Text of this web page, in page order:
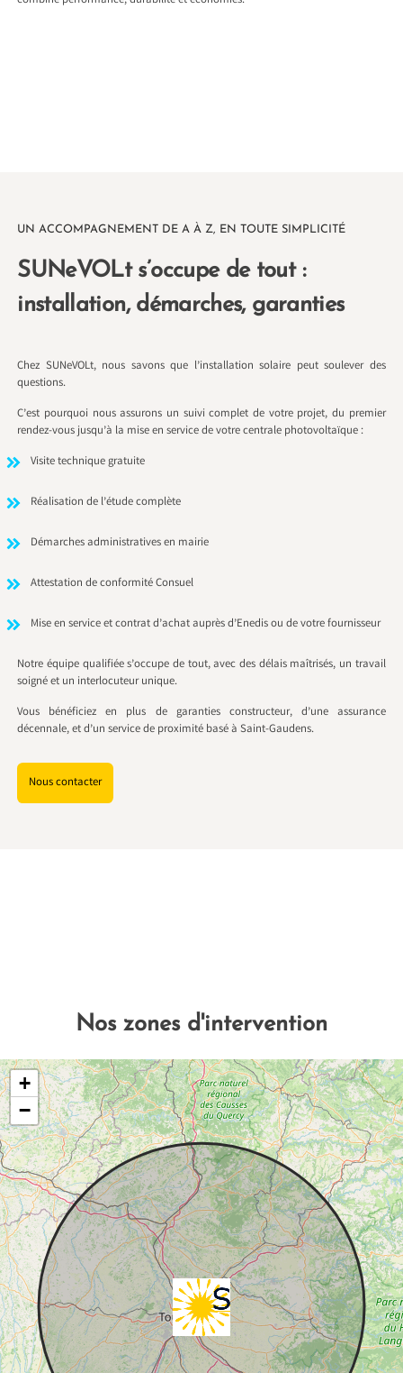
UN ACCOMPAGNEMENT DE A À Z, EN TOUTE SIMPLICITÉ
SUNeVOLt s’occupe de tout :
installation, démarches, garanties
Chez SUNeVOLt, nous savons que l’installation solaire peut soulever des
questions.
C’est pourquoi nous assurons un suivi complet de votre projet, du premier
rendez-vous jusqu’à la mise en service de votre centrale photovoltaïque :
Visite technique gratuite
Réalisation de l’étude complète
Démarches administratives en mairie
Attestation de conformité Consuel
Mise en service et contrat d’achat auprès d’Enedis ou de votre fournisseur
Notre équipe qualifiée s’occupe de tout, avec des délais maîtrisés, un travail
soigné et un interlocuteur unique.
Vous bénéficiez en plus de garanties constructeur, d’une assurance
décennale, et d’un service de proximité basé à Saint-Gaudens.
Nous contacter
Nos zones d'intervention
+
−